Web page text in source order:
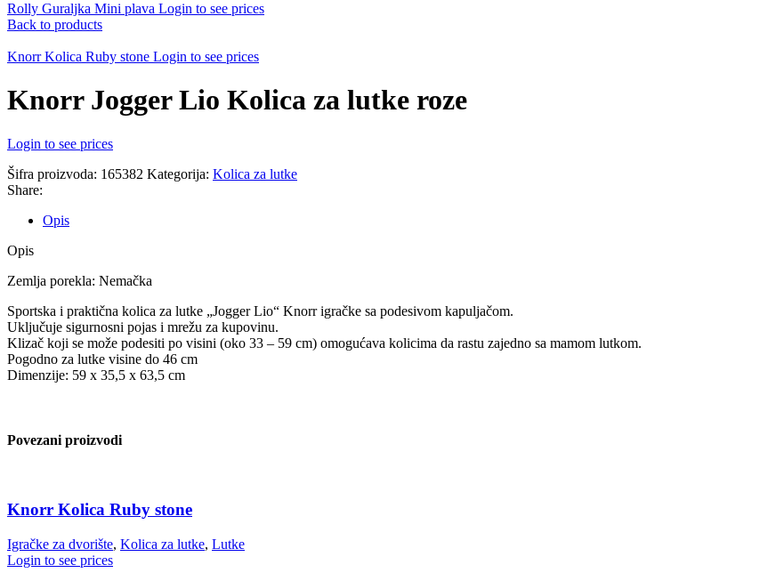
Rolly Guraljka Mini plava Login to see prices
Back to products
Knorr Kolica Ruby stone Login to see prices
Knorr Jogger Lio Kolica za lutke roze
Login to see prices
Šifra proizvoda: 165382 Kategorija: Kolica za lutke
Share:
Opis
Opis
Zemlja porekla: Nemačka
Sportska i praktična kolica za lutke „Jogger Lio“ Knorr igračke sa podesivom kapuljačom.
Uključuje sigurnosni pojas i mrežu za kupovinu.
Klizač koji se može podesiti po visini (oko 33 – 59 cm) omogućava kolicima da rastu zajedno sa mamom lutkom.
Pogodno za lutke visine do 46 cm
Dimenzije: 59 x 35,5 x 63,5 cm
Povezani proizvodi
Knorr Kolica Ruby stone
Igračke za dvorište, Kolica za lutke, Lutke
Login to see prices